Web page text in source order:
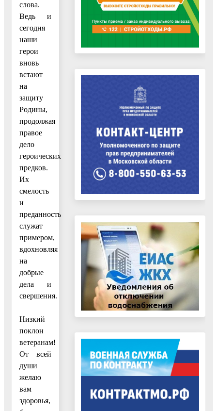
слова.
Ведь и
сегодня
наши
герои
вновь
встают
на
защиту
Родины,
продолжая
правое
дело
героических
предков.
Их
смелость
и
преданность
служат
примером,
вдохновляя
на
добрые
дела и
свершения.
Низкий
поклон
ветеранам!
От всей
души
желаю
вам
здоровья,